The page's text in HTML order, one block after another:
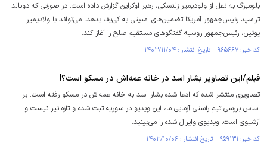
بلومبرگ به نقل از ولودیمیر زلنسکی، رهبر اوکراین گزارش داده است: در صورتی که دونالد
ترامپ، رئیس‌جمهور آمریکا تضمین‌های امنیتی به کی‌یف بدهد، می‌تواند با ولادیمیر
پوتین، رئیس‌جمهور روسیه گفتگوهای مستقیم صلح را آغاز کند.
کد خبر: ۹۶۵۶۶۷ تاریخ انتشار : ۱۴۰۳/۱۱/۰۴
فیلم/این تصاویر بشار اسد در خانه عمه‌اش در مسکو است؟!
تصاویری منتشر شده که ادعا شده بشار اسد به خانه عمه‌اش در مسکو رفته است. بر
اساس بررسی تیم راستی آزمایی ما، این ویدیو در سوریه ثبت شده و تازه نیز نیست و
آرشیوی است. ویدیوی وایرال شده را می‌بینید.
کد خبر: ۹۵۹۱۳۱ تاریخ انتشار : ۱۴۰۳/۱۰/۰۶